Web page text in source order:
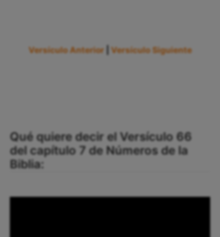
Versículo Anterior Versículo Siguiente
Qué quiere decir el Versículo 66
del capítulo 7 de Números de la
Biblia: